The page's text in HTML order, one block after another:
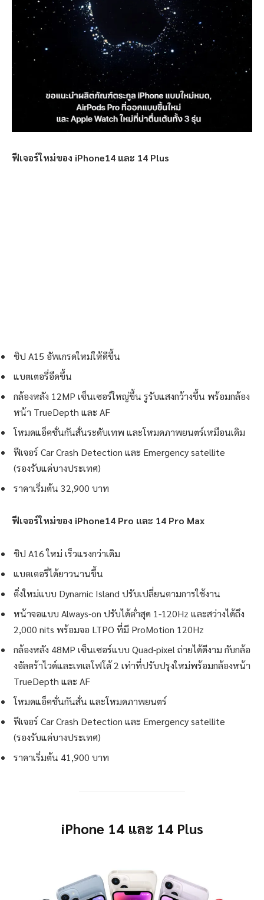
ฟีเจอร์ใหม่ของ iPhone14 และ 14 Plus
ชิป A15 อัพเกรดใหม่ให้ดีขึ้น
แบตเตอรี่อึดขึ้น
กล้องหลัง 12MP เซ็นเซอร์ใหญ่ขึ้น รูรับแสงกว้างขึ้น พร้อมกล้อง
หน้า TrueDepth และ AF
โหมดแอ็คชั่นกันสั่นระดับเทพ และโหมดภาพยนตร์เหมือนเดิม
ฟีเจอร์ Car Crash Detection และ Emergency satellite
(รองรับแค่บางประเทศ)
ราคาเริ่มต้น 32,900 บาท
ฟีเจอร์ใหม่ของ iPhone14 Pro และ 14 Pro Max
ชิป A16 ใหม่ เร็วแรงกว่าเดิม
แบตเตอรี่ได้ยาวนานขึ้น
ติ่งใหม่แบบ Dynamic Island ปรับเปลี่ยนตามการใช้งาน
หน้าจอแบบ Always-on ปรับได้ต่ำสุด 1-120Hz และสว่างได้ถึง
2,000 nits พร้อมจอ LTPO ที่มี ProMotion 120Hz
กล้องหลัง 48MP เซ็นเซอร์แบบ Quad-pixel ถ่ายได้ดีงาม กับกล้อ
งอัลตร้าไวด์และเทเลโฟโต้ 2 เท่าที่ปรับปรุงใหม่พร้อมกล้องหน้า
TrueDepth และ AF
โหมดแอ็คชั่นกันสั่น และโหมดภาพยนตร์
ฟีเจอร์ Car Crash Detection และ Emergency satellite
(รองรับแค่บางประเทศ)
ราคาเริ่มต้น 41,900 บาท
iPhone 14 และ 14 Plus